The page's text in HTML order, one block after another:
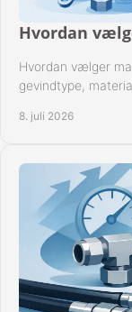
Hvordan
Hvordan vælger
gevindtype,
8. juli 2026